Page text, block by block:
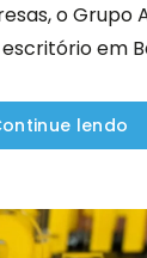
o Grupo
em
lendo